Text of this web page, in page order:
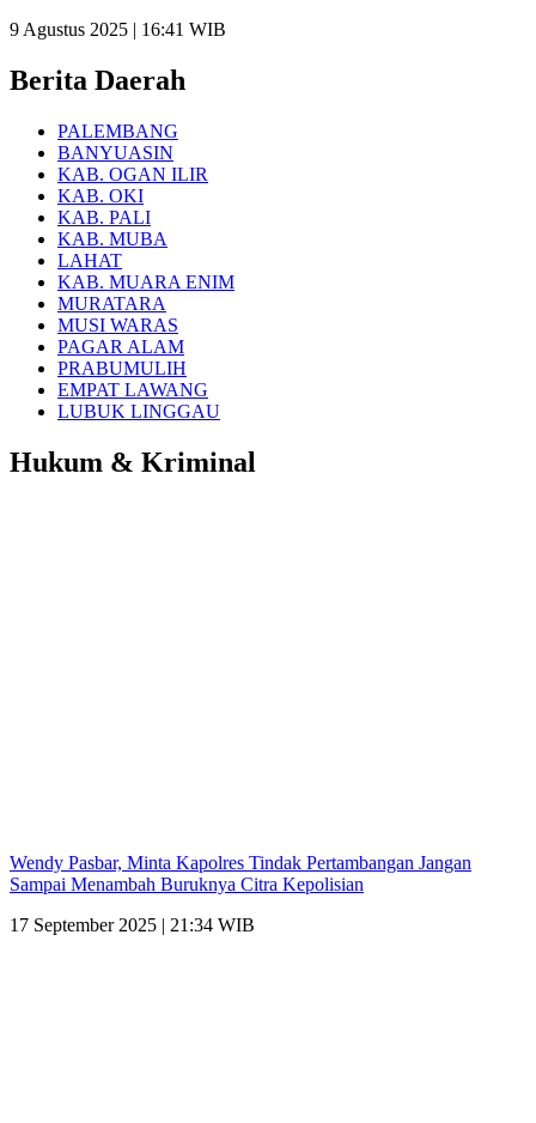
9 Agustus 2025 | 16:41 WIB
Berita Daerah
PALEMBANG
BANYUASIN
KAB. OGAN ILIR
KAB. OKI
KAB. PALI
KAB. MUBA
LAHAT
KAB. MUARA ENIM
MURATARA
MUSI WARAS
PAGAR ALAM
PRABUMULIH
EMPAT LAWANG
LUBUK LINGGAU
Hukum & Kriminal
Wendy Pasbar, Minta Kapolres Tindak Pertambangan Jangan
Sampai Menambah Buruknya Citra Kepolisian
17 September 2025 | 21:34 WIB